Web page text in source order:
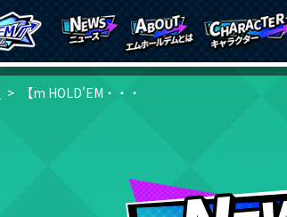
【m HOLD'EM・・・